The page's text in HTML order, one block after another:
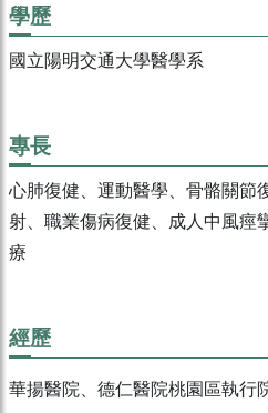
學歷
國立陽明交通大學醫學系
專長
⼼肺復健、運動醫學、骨骼關節
射、職業傷病復健、成⼈中風痙
療
經歷
華揚醫院、德仁醫院桃園區執⾏